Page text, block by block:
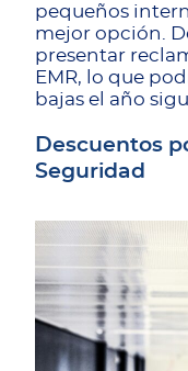
pequeños
mejor opción.
presentar
EMR, lo que
bajas el año
Descuentos
Seguridad